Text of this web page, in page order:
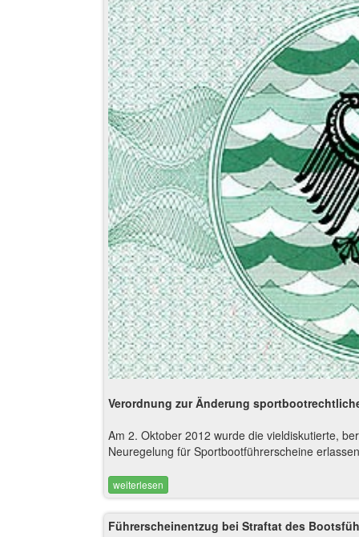
Verordnung zur Änderung
Am 2. Oktober 2012 wurde die vieldiskutierte,
Neuregelung für Sportbootführerscheine
weiterlesen
Führerscheinentzug bei Straftat des